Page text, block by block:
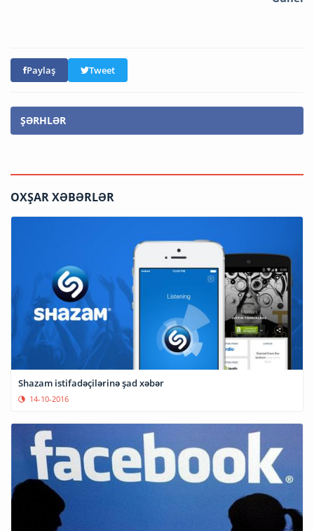
Paylaş Tweet
ŞƏRHLƏR
OXŞAR XƏBƏRLƏR
Shazam istifadəçilərinə şad xəbər
14-10-2016